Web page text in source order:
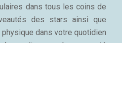
dans tous les coins de
des stars ainsi que
dans votre quotidien
sa ligne, sa bonne santé